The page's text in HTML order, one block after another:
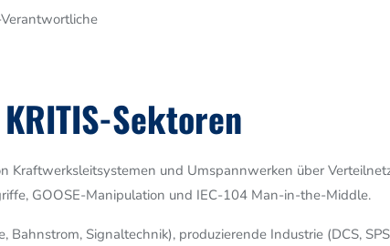
Verantwortliche
Sektoren
Kraftwerksleitsystemen und Umspannwerken über
GOOSE-Manipulation und IEC-104 Man-in-the-Middle.
Signaltechnik), produzierende Industrie (DCS,